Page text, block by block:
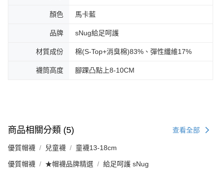
顏色 馬卡藍
品牌 sNug給足呵護
材質成份 棉(S-Top+消臭棉)83%、彈性纖維17%
襪筒高度 腳踝凸點上8-10CM
商品相關分類 (5) 查看全部
優質帽襪 兒童襪 童襪13-18cm
優質帽襪 ★帽襪品牌精選 給足呵護 sNug